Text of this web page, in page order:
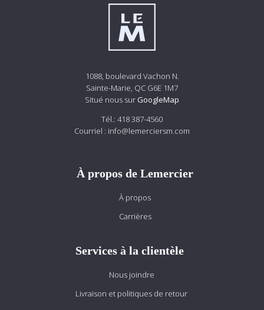
1088, boulevard Vachon N.
Sainte-Marie, QC G6E 1M7
Situé nous sur GoogleMap
Tél.: 418 387-4560
Courriel : info@lemerciersm.com
À propos de Lemercier
À propos
Carrières
Services à la clientèle
Nous joindre
Livraison et politiques de retour